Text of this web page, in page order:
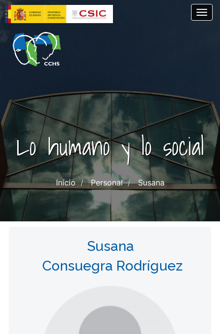
Pasar
al
contenido
principal
Lo humano y lo social
Inicio Personal Susana
Susana
Consuegra Rodríguez